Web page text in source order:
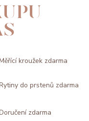
kroužek zdarma
do prstenů zdarma
zdarma